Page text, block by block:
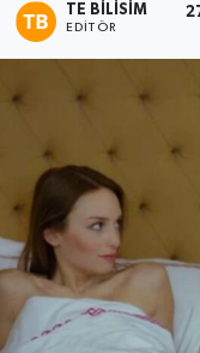
TE BILISIM
EDITÖR